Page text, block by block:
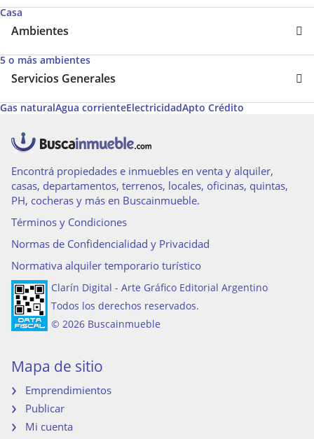
Casa
Ambientes
5 o más ambientes
Servicios Generales
Gas naturalAgua corrienteElectricidadApto Crédito
Encontrá propiedades e inmuebles en venta y alquiler,
casas, departamentos, terrenos, locales, oficinas, quintas,
PH, cocheras y más en Buscainmueble.
Términos y Condiciones
Normas de Confidencialidad y Privacidad
Normativa alquiler temporario turístico
Clarín Digital - Arte Gráfico Editorial Argentino
Todos los derechos reservados.
© 2026 Buscainmueble
Mapa de sitio
Emprendimientos
Publicar
Mi cuenta